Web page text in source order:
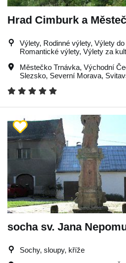
Hrad Cimburk a
Výlety, Rodinné výlety, Výlety
Romantické výlety, Výlety za
Městečko Trnávka, Východní
Slezsko, Severní Morava,
socha sv. Jana
Sochy, sloupy, kříže